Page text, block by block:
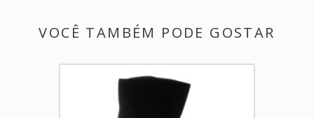
VOCÊ TAMBÉM PODE GOSTAR